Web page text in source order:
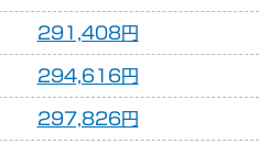
291,408円
294,616円
297,826円